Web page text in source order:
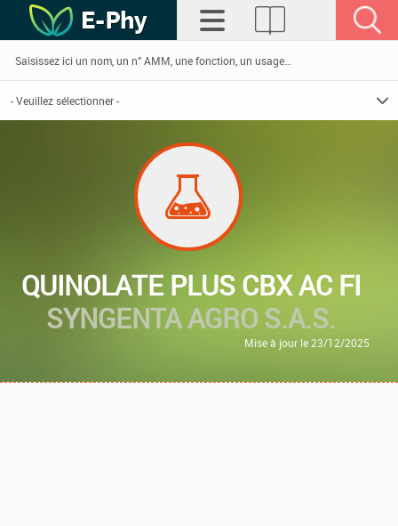
QUINOLATE PLUS CBX AC FI
SYNGENTA AGRO S.A.S.
Mise à jour le 23/12/2025